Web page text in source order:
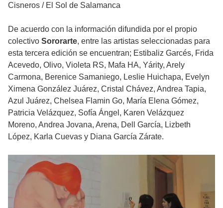
Cisneros / El Sol de Salamanca
De acuerdo con la información difundida por el propio
colectivo Sororarte, entre las artistas seleccionadas para
esta tercera edición se encuentran; Estibaliz Garcés, Frida
Acevedo, Olivo, Violeta RS, Mafa HA, Yárity, Arely
Carmona, Berenice Samaniego, Leslie Huichapa, Evelyn
Ximena González Juárez, Cristal Chávez, Andrea Tapia,
Azul Juárez, Chelsea Flamin Go, María Elena Gómez,
Patricia Velázquez, Sofía Ángel, Karen Velázquez
Moreno, Andrea Jovana, Arena, Dell García, Lizbeth
López, Karla Cuevas y Diana García Zárate.